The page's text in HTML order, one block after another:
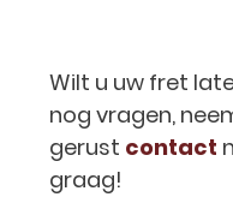
Wilt u uw fret
nog vragen,
gerust contact
graag!